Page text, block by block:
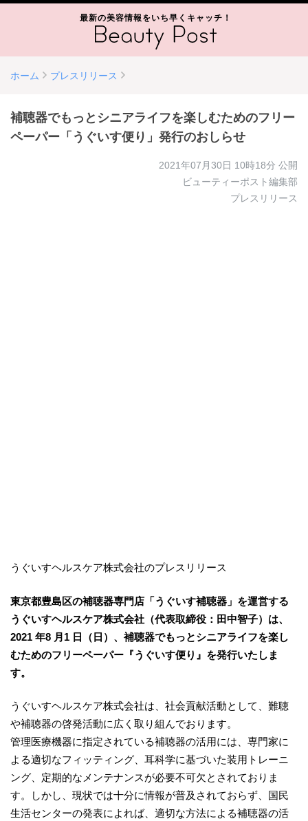
最新の美容情報をいち早くキャッチ！
ホーム プレスリリース
補聴器でもっとシニアライフを楽しむためのフリー
ペーパー「うぐいす便り」発行のおしらせ
2021年07月30日 10時18分 公開
ビューティーポスト編集部
プレスリリース
うぐいすヘルスケア株式会社のプレスリリース
東京都豊島区の補聴器専門店「うぐいす補聴器」を運営する
うぐいすヘルスケア株式会社（代表取締役：田中智子）は、
2021 年8 月1 日（日）、補聴器でもっとシニアライフを楽し
むためのフリーペーパー『うぐいす便り』を発行いたしま
す。
うぐいすヘルスケア株式会社は、社会貢献活動として、難聴
や補聴器の啓発活動に広く取り組んでおります。
管理医療機器に指定されている補聴器の活用には、専門家に
よる適切なフィッティング、耳科学に基づいた装用トレーニ
ング、定期的なメンテナンスが必要不可欠とされておりま
す。しかし、現状では十分に情報が普及されておらず、国民
生活センターの発表によれば、適切な方法による補聴器の活